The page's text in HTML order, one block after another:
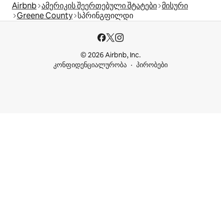
Airbnb ამერიკის შეერთებული შტატები მისური
Greene County სპრინგფილდი
© 2026 Airbnb, Inc.
კონფიდენციალურობა
პირობები